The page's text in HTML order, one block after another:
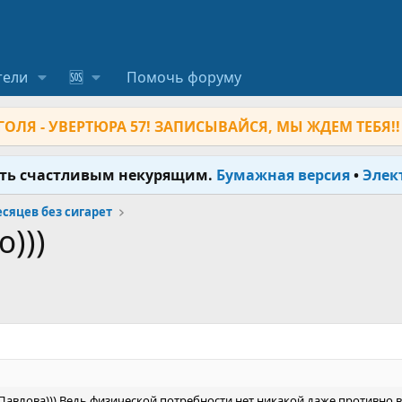
🆘 Помочь форуму
- УВЕРТЮРА 57! ЗАПИСЫВАЙСЯ, МЫ ЖДЕМ ТЕБЯ!!
счастливым некурящим. Бумажная версия•
без сигарет